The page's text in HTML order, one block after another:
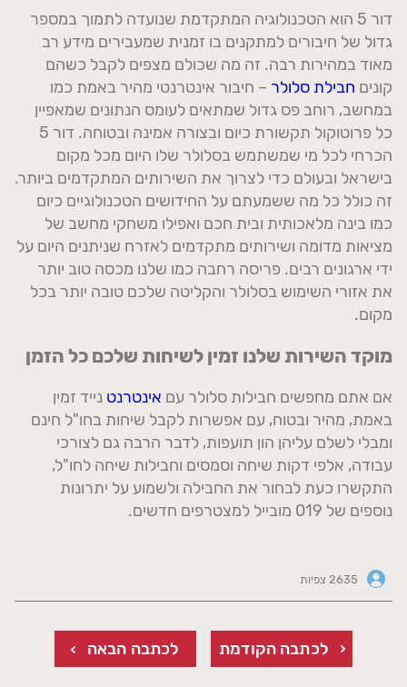
דור 5 הוא הטכנולוגיה המתקדמת שנועדה לתמוך במספר
גדול של חיבורים למתקנים בו זמנית שמעבירים מידע רב
מאוד במהירות רבה. זה מה שכולם מצפים לקבל כשהם
קונים חבילת סלולר – חיבור אינטרנטי מהיר באמת כמו
במחשב, רוחב פס גדול שמתאים לעומס הנתונים שמאפיין
כל פרוטוקול תקשורת כיום ובצורה אמינה ובטוחה. דור 5
הכרחי לכל מי שמשתמש בסלולר שלו היום מכל מקום
בישראל ובעולם כדי לצרוך את השירותים המתקדמים ביותר.
זה כולל כל מה ששמעתם על החידושים הטכנולוגיים כיום
כמו בינה מלאכותית ובית חכם ואפילו משחקי מחשב של
מציאות מדומה ושירותים מתקדמים לאזרח שניתנים היום על
ידי ארגונים רבים. פריסה רחבה כמו שלנו מכסה טוב יותר
את אזורי השימוש בסלולר והקליטה שלכם טובה יותר בכל
מקום.
מוקד השירות שלנו זמין לשיחות שלכם כל הזמן
אם אתם מחפשים חבילות סלולר עם אינטרנט נייד זמין
באמת, מהיר ובטוח, עם אפשרות לקבל שיחות בחו"ל חינם
ומבלי לשלם עליהן הון תועפות, לדבר הרבה גם לצורכי
עבודה, אלפי דקות שיחה וסמסים וחבילות שיחה לחו"ל,
התקשרו כעת לבחור את החבילה ולשמוע על יתרונות
נוספים של 019 מובייל למצטרפים חדשים.
לכתבה הקודמת לכתבה הבאה